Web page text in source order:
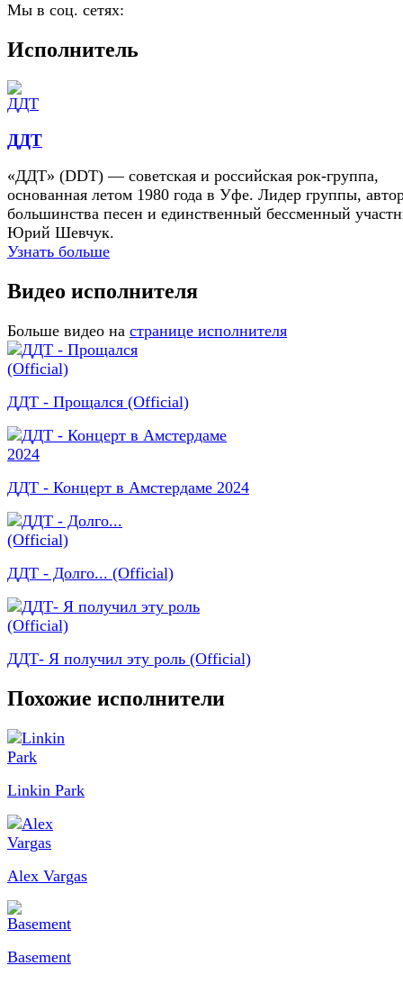
Мы в соц. сетях:
Исполнитель
ДДТ
«ДДТ» (DDT) — советская и российская рок-группа,
основанная летом 1980 года в Уфе. Лидер группы,
большинства песен и единственный бессменный
Юрий Шевчук.
Узнать больше
Видео исполнителя
Больше видео на странице исполнителя
ДДТ - Прощался (Official)
ДДТ - Концерт в Амстердаме 2024
ДДТ - Долго... (Official)
ДДТ- Я получил эту роль (Official)
Похожие исполнители
Linkin Park
Alex Vargas
Basement